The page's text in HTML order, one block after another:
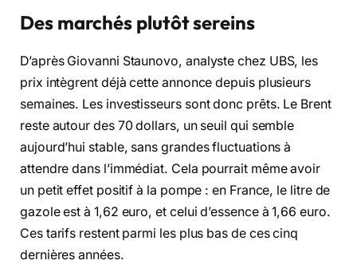
Des marchés plutôt sereins
D’après Giovanni Staunovo, analyste chez UBS, les
prix intègrent déjà cette annonce depuis plusieurs
semaines. Les investisseurs sont donc prêts. Le Brent
reste autour des 70 dollars, un seuil qui semble
aujourd’hui stable, sans grandes fluctuations à
attendre dans l’immédiat. Cela pourrait même avoir
un petit effet positif à la pompe : en France, le litre de
gazole est à 1,62 euro, et celui d’essence à 1,66 euro.
Ces tarifs restent parmi les plus bas de ces cinq
dernières années.